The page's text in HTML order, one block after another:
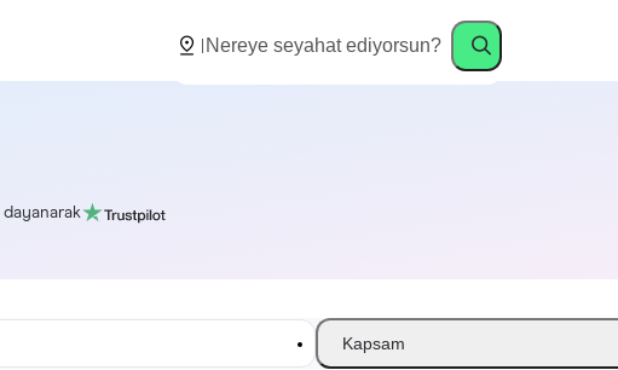
dayanarak
Kapsam